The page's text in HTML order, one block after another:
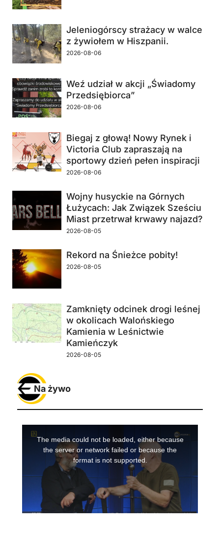
Jeleniogórscy strażacy w walce
z żywiołem w Hiszpanii.
2026-08-06
Weź udział w akcji „Świadomy
Przedsiębiorca”
2026-08-06
Biegaj z głową! Nowy Rynek i
Victoria Club zapraszają na
sportowy dzień pełen inspiracji
2026-08-06
Wojny husyckie na Górnych
Łużycach: Jak Związek Sześciu
Miast przetrwał krwawy najazd?
2026-08-05
Rekord na Śnieżce pobity!
2026-08-05
Zamknięty odcinek drogi leśnej
w okolicach Walońskiego
Kamienia w Leśnictwie
Kamieńczyk
2026-08-05
Na żywo